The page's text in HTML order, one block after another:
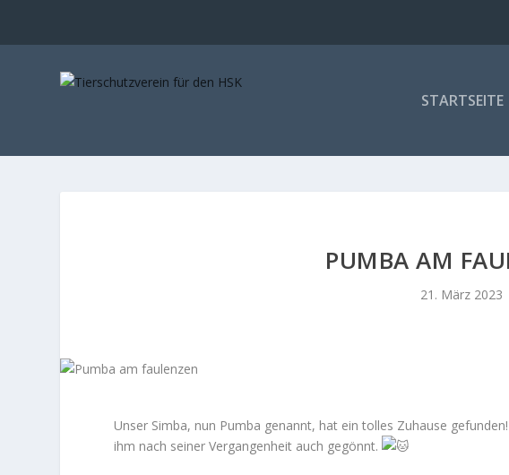
STARTSEITE
PUMBA AM
21. März 2023
Unser Simba, nun Pumba genannt, hat ein tolles Zuhause
ihm nach seiner Vergangenheit auch gegönnt.